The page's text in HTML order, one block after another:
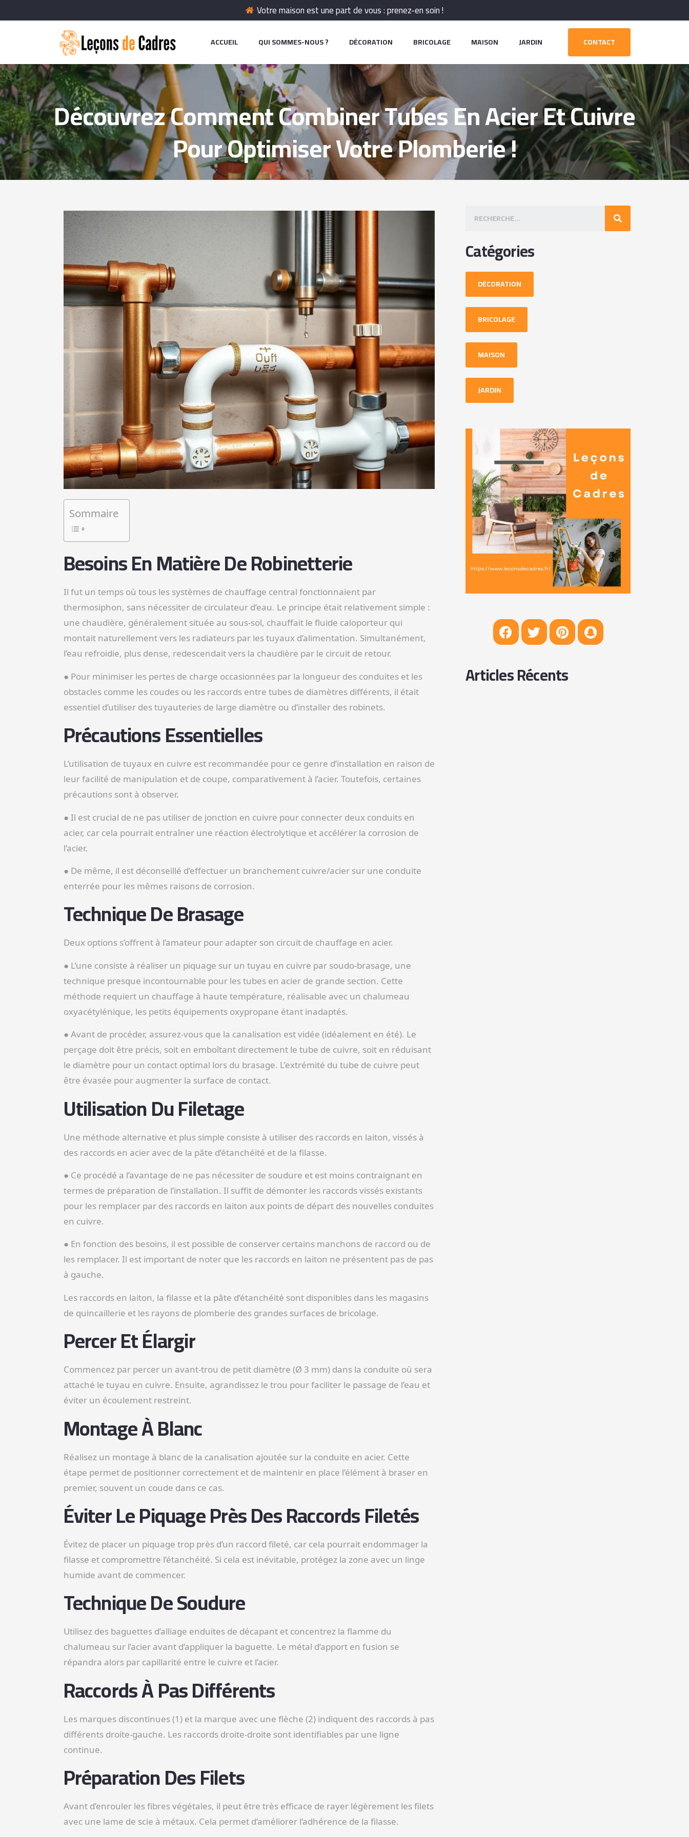
Votre maison est une part de vous : prenez-en soin !
ACCUEIL QUI SOMMES-NOUS ? DÉCORATION BRICOLAGE MAISON JARDIN CONTACT
Découvrez Comment Combiner Tubes En Acier Et Cuivre
Pour Optimiser Votre Plomberie !
Sommaire
Besoins En Matière De Robinetterie
Il fut un temps où tous les systèmes de chauffage central fonctionnaient par
thermosiphon, sans nécessiter de circulateur d’eau. Le principe était relativement simple :
une chaudière, généralement située au sous-sol, chauffait le fluide caloporteur qui
montait naturellement vers les radiateurs par les tuyaux d’alimentation. Simultanément,
l’eau refroidie, plus dense, redescendait vers la chaudière par le circuit de retour.
● Pour minimiser les pertes de charge occasionnées par la longueur des conduites et les
obstacles comme les coudes ou les raccords entre tubes de diamètres différents, il était
essentiel d’utiliser des tuyauteries de large diamètre ou d’installer des robinets.
Précautions Essentielles
L’utilisation de tuyaux en cuivre est recommandée pour ce genre d’installation en raison de
leur facilité de manipulation et de coupe, comparativement à l’acier. Toutefois, certaines
précautions sont à observer.
● Il est crucial de ne pas utiliser de jonction en cuivre pour connecter deux conduits en
acier, car cela pourrait entraîner une réaction électrolytique et accélérer la corrosion de
l’acier.
● De même, il est déconseillé d’effectuer un branchement cuivre/acier sur une conduite
enterrée pour les mêmes raisons de corrosion.
Technique De Brasage
Deux options s’offrent à l’amateur pour adapter son circuit de chauffage en acier.
● L’une consiste à réaliser un piquage sur un tuyau en cuivre par soudo-brasage, une
technique presque incontournable pour les tubes en acier de grande section. Cette
méthode requiert un chauffage à haute température, réalisable avec un chalumeau
oxyacétylénique, les petits équipements oxypropane étant inadaptés.
● Avant de procéder, assurez-vous que la canalisation est vidée (idéalement en été). Le
perçage doit être précis, soit en emboîtant directement le tube de cuivre, soit en réduisant
le diamètre pour un contact optimal lors du brasage. L’extrémité du tube de cuivre peut
être évasée pour augmenter la surface de contact.
Utilisation Du Filetage
Une méthode alternative et plus simple consiste à utiliser des raccords en laiton, vissés à
des raccords en acier avec de la pâte d’étanchéité et de la filasse.
● Ce procédé a l’avantage de ne pas nécessiter de soudure et est moins contraignant en
termes de préparation de l’installation. Il suffit de démonter les raccords vissés existants
pour les remplacer par des raccords en laiton aux points de départ des nouvelles conduites
en cuivre.
● En fonction des besoins, il est possible de conserver certains manchons de raccord ou de
les remplacer. Il est important de noter que les raccords en laiton ne présentent pas de pas
à gauche.
Les raccords en laiton, la filasse et la pâte d’étanchéité sont disponibles dans les magasins
de quincaillerie et les rayons de plomberie des grandes surfaces de bricolage.
Percer Et Élargir
Commencez par percer un avant-trou de petit diamètre (Ø 3 mm) dans la conduite où sera
attaché le tuyau en cuivre. Ensuite, agrandissez le trou pour faciliter le passage de l’eau et
éviter un écoulement restreint.
Montage À Blanc
Réalisez un montage à blanc de la canalisation ajoutée sur la conduite en acier. Cette
étape permet de positionner correctement et de maintenir en place l’élément à braser en
premier, souvent un coude dans ce cas.
Éviter Le Piquage Près Des Raccords Filetés
Évitez de placer un piquage trop près d’un raccord fileté, car cela pourrait endommager la
filasse et compromettre l’étanchéité. Si cela est inévitable, protégez la zone avec un linge
humide avant de commencer.
Technique De Soudure
Utilisez des baguettes d’alliage enduites de décapant et concentrez la flamme du
chalumeau sur l’acier avant d’appliquer la baguette. Le métal d’apport en fusion se
répandra alors par capillarité entre le cuivre et l’acier.
Raccords À Pas Différents
Les marques discontinues (1) et la marque avec une flèche (2) indiquent des raccords à pas
différents droite-gauche. Les raccords droite-droite sont identifiables par une ligne
continue.
Préparation Des Filets
Avant d’enrouler les fibres végétales, il peut être très efficace de rayer légèrement les filets
avec une lame de scie à métaux. Cela permet d’améliorer l’adhérence de la filasse.
Catégories
DÉCORATION
BRICOLAGE
MAISON
JARDIN
Articles Récents